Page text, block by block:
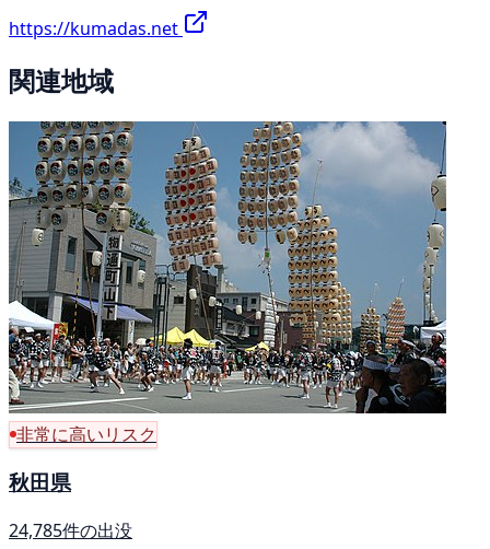
https://kumadas.net
関連地域
非常に高いリスク
秋田県
24,785件の出没